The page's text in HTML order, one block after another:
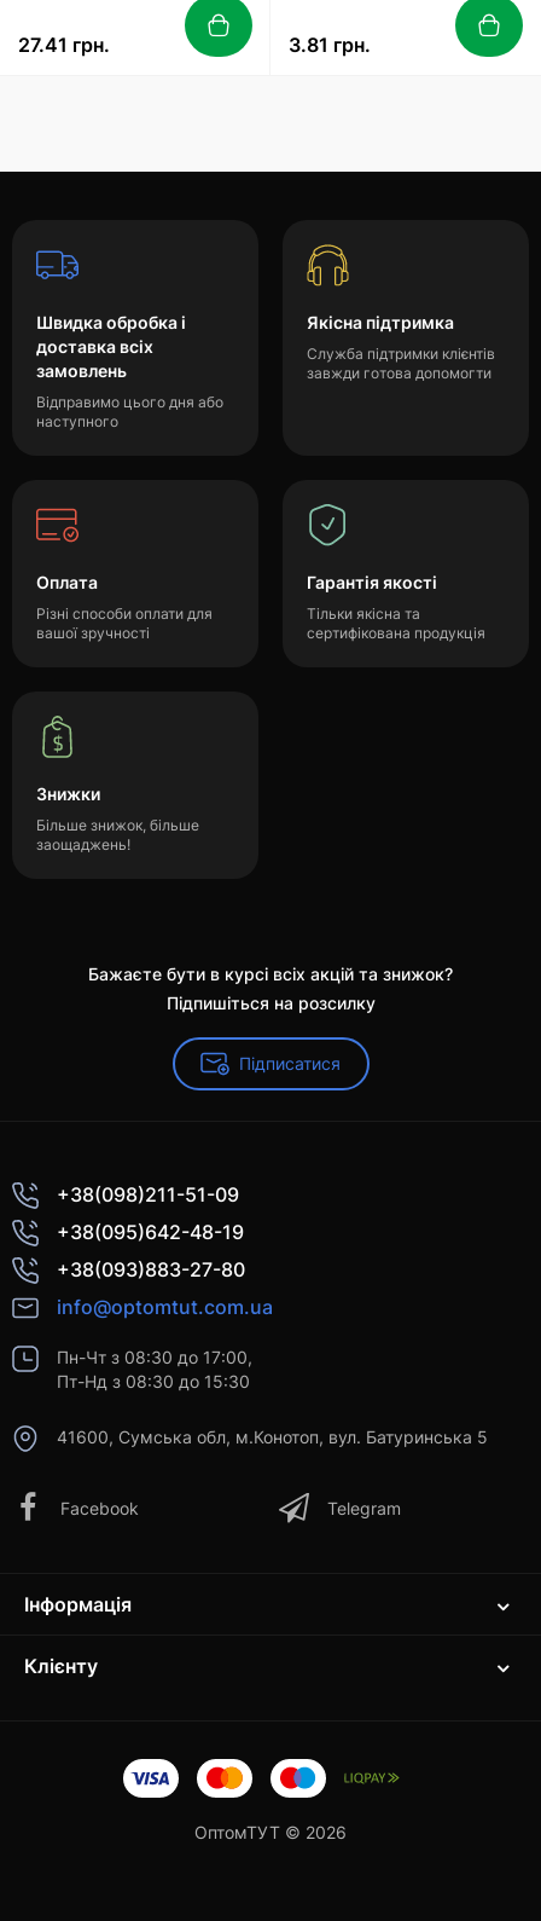
27.41 грн. 3.81 грн.
Швидка обробка і
доставка всіх
замовлень
Відправимо цього дня або
наступного
Якісна підтримка
Служба підтримки клієнтів
завжди готова допомогти
Оплата
Різні способи оплати для
вашої зручності
Гарантія якості
Тільки якісна та
сертифікована продукція
Знижки
Більше знижок, більше
заощаджень!
Бажаєте бути в курсі всіх акцій та знижок?
Підпишіться на розсилку
Підписатися
+38(098)211-51-09
+38(095)642-48-19
+38(093)883-27-80
info@optomtut.com.ua
Пн-Чт з 08:30 до 17:00,
Пт-Нд з 08:30 до 15:30
41600, Сумська обл, м.Конотоп, вул. Батуринська 5
Facebook Telegram
Інформація
Клієнту
ОптомТУТ © 2026